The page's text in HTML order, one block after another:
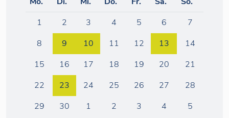
1
2 3 4 5 6
7
8
9 10 11 12 13
14
15
16 17 18 19 20
21
22
23 24 25 26 27
28
29
30 1 2 3 4 5